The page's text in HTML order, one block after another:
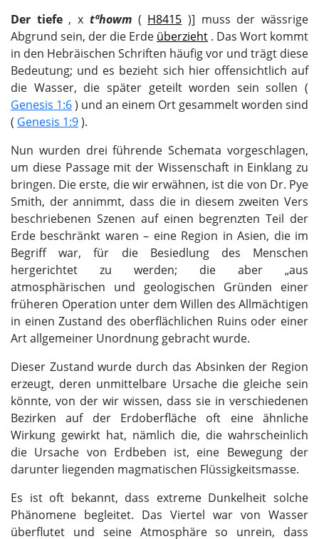
Der tiefe, х tªhowm( H8415 )] muss der wässrige
Abgrund sein, der die Erde überzieht . Das Wort kommt
in den Hebräischen Schriften häufig vor und trägt diese
Bedeutung; und es bezieht sich hier offensichtlich auf
die Wasser, die später geteilt worden sein sollen (
Genesis 1:6) und an einem Ort gesammelt worden sind
( Genesis 1:9).
Nun wurden drei führende Schemata vorgeschlagen,
um diese Passage mit der Wissenschaft in Einklang zu
bringen. Die erste, die wir erwähnen, ist die von Dr. Pye
Smith, der annimmt, dass die in diesem zweiten Vers
beschriebenen Szenen auf einen begrenzten Teil der
Erde beschränkt waren – eine Region in Asien, die im
Begriff war, für die Besiedlung des Menschen
hergerichtet zu werden; die aber „aus
atmosphärischen und geologischen Gründen einer
früheren Operation unter dem Willen des Allmächtigen
in einen Zustand des oberflächlichen Ruins oder einer
Art allgemeiner Unordnung gebracht wurde.
Dieser Zustand wurde durch das Absinken der Region
erzeugt, deren unmittelbare Ursache die gleiche sein
könnte, von der wir wissen, dass sie in verschiedenen
Bezirken auf der Erdoberfläche oft eine ähnliche
Wirkung gewirkt hat, nämlich die, die wahrscheinlich
die Ursache von Erdbeben ist, eine Bewegung der
darunter liegenden magmatischen Flüssigkeitsmasse.
Es ist oft bekannt, dass extreme Dunkelheit solche
Phänomene begleitet. Das Viertel war von Wasser
überflutet und seine Atmosphäre so unrein, dass